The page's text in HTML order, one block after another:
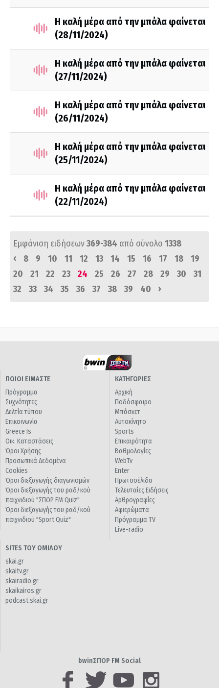
Η καλή μέρα από την μπάλα φαίνεται
(28/11/2024)
Η καλή μέρα από την μπάλα φαίνεται
(27/11/2024)
Η καλή μέρα από την μπάλα φαίνεται
(26/11/2024)
Η καλή μέρα από την μπάλα φαίνεται
(25/11/2024)
Η καλή μέρα από την μπάλα φαίνεται
(22/11/2024)
Εμφάνιση ειδήσεων369-384 από σύνολο 1338
‹
8 9 10 11 12 13 14 15 16 17 18
19
20
21 22 23 24 25 26 27 28 29 30
31
32
33 34 35 36 37 38 39 40 ›
ΠΟΙΟΙ ΕΙΜΑΣΤΕ
Πρόγραμμα
Συχνότητες
Δελτία τύπου
Επικοινωνία
Greece Is
Οικ. Καταστάσεις
Όροι Χρήσης
Προσωπικά Δεδομένα
Cookies
Όροι διεξαγωγής διαγωνισμών
Όροι διεξαγωγής του ραδ/κού
παιχνιδιού "ΣΠΟΡ FM Quiz"
Όροι διεξαγωγής του ραδ/κού
παιχνιδιού "Sport Quiz"
ΚΑΤΗΓΟΡΙΕΣ
Αρχική
Ποδόσφαιρο
Μπάσκετ
Αυτοκίνητο
Sports
Επικαιρότητα
Βαθμολογίες
WebTv
Enter
Πρωτοσέλιδα
Τελευταίες Ειδήσεις
Αρθρογραφίες
Αφιερώματα
Πρόγραμμα TV
Live-radio
SITES ΤΟΥ ΟΜΙΛΟΥ
skai.gr
skaitv.gr
skairadio.gr
skaikairos.gr
podcast.skai.gr
bwinΣΠΟΡ FM Social